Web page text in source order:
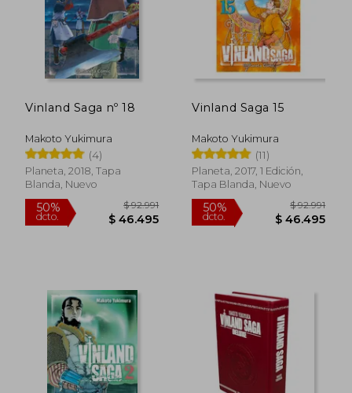
50%
dcto.
$ 91.064
$ 45.532
50%
dcto.
Vinland Saga nº 18
Makoto Yukimura
(4)
Planeta, 2018, Tapa
Blanda, Nuevo
Vinland Saga 15
Makoto Yukimura
(11)
Planeta, 2017, 1 Edición,
Tapa Blanda, Nuevo